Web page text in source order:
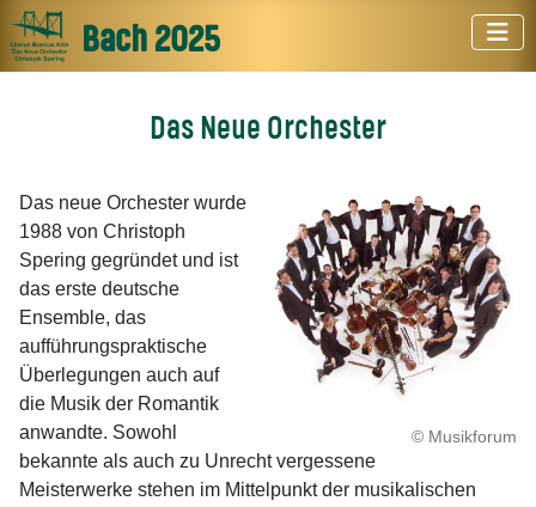
Bach 2025
Das Neue Orchester
© Musikforum
Das neue Orchester wurde
1988 von Christoph
Spering gegründet und ist
das erste deutsche
Ensemble, das
aufführungspraktische
Überlegungen auch auf
die Musik der Romantik
anwandte. Sowohl
bekannte als auch zu Unrecht vergessene
Meisterwerke stehen im Mittelpunkt der musikalischen